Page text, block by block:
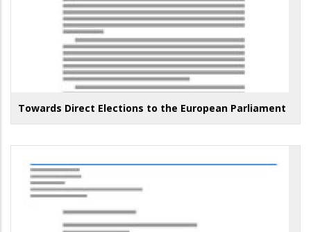
Towards Direct Elections to the European Parliament